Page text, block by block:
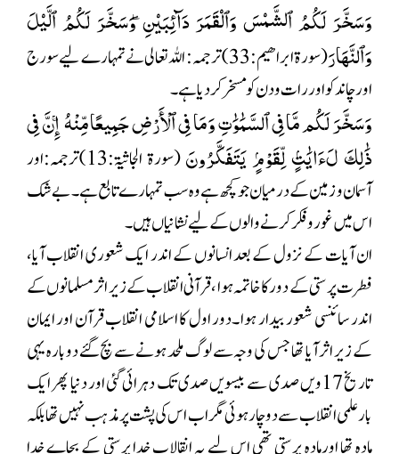
وَسَخَّرَ لَكُمُ ٱلشَّمۡسَ وَٱلۡقَمَرَ دَآئِبَيۡنِۖ وَسَخَّرَ لَكُمُ ٱلَّيۡلَ
وَٱلنَّهَارَ(سورۃ ابراھیم:33)
ترجمہ: اللہ تعالی نے تمہارے لیے سورج
اور چاند کو اور رات و دن کو مسخر کر دیا ہے۔
وَسَخَّرَ لَكُم مَّا فِى ٱلسَّمَٰوَٰتِ وَمَا فِى ٱلْأَرْضِ جَمِيعًا مِّنْهُ ۚ إِنَّ فِى
ذَٰلِكَ لَءَايَٰتٍۢ لِّقَوْمٍۢ يَتَفَكَّرُونَ(سورۃ الجاثیۃ:13)
ترجمہ:اور
آسمان و زمین کے درمیان جو کچھ ہے وہ سب تمہارے تابع ہے۔ بے شک
اس میں غور و فکر کرنے والوں کے لیے نشانیاں ہیں۔
ان آیات کے نزول کے بعد انسانوں کے اندر ایک شعوری انقلاب آیا،
فطرت پرستی کے دور کا خاتمہ ہوا ،قرآنی انقلاب کے زیر اثر مسلمانوں کے
اندر سائنسی شعور بیدار ہوا ۔دور اول کا اسلامی انقلاب قرآن اور ایمان
کے زیر اثر آیا تھا جس کی وجہ سے لوگ ملحد ہونے سے بچ گئے دوبارہ یہی
تاریخ 17ویں صدی سے بیسویں صدی تک دہرائی گئی اور دنیا پھر ایک
بار علمی انقلاب سے دوچار ہوئی مگر اب اس کی پشت پر مذہب نہیں تھا بلکہ
مادہ تھا اورمادہ پرستی تھی اس لیے یہ انقالاب خدا پرستی کے بجاے خدا